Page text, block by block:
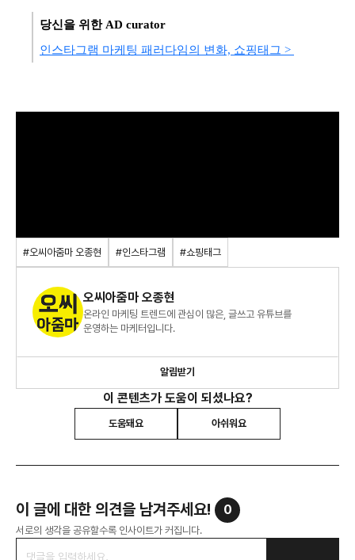
당신을 위한 AD curator
인스타그램 마케팅 패러다임의 변화, 쇼핑태그 >
#오씨아줌마 오종현 #인스타그램 #쇼핑태그
오씨아줌마 오종현
온라인 마케팅 트렌드에 관심이 많은, 글쓰고 유튜브를
운영하는 마케터입니다.
알림받기
이 콘텐츠가 도움이 되셨나요?
도움돼요 아쉬워요
이 글에 대한 의견을 남겨주세요! 0
서로의 생각을 공유할수록 인사이트가 커집니다.